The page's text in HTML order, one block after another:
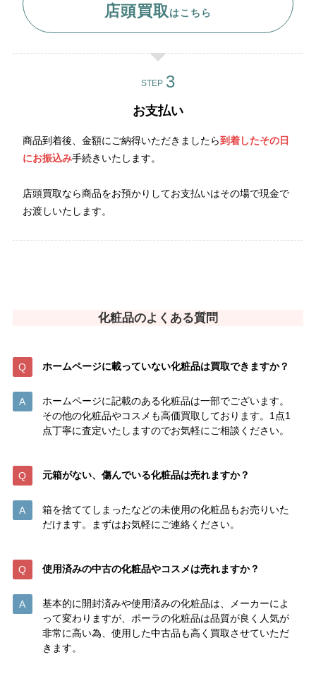
店頭買取 はこちら
STEP
お支払い
商品到着後、金額にご納得いただきましたら到着したその日
にお振込み手続きいたします。
店頭買取なら商品をお預かりしてお支払いはその場で現金で
お渡しいたします。
化粧品のよくある質問
ホームページに載っていない化粧品は買取できますか？
ホームページに記載のある化粧品は一部でございます。
その他の化粧品やコスメも高価買取しております。1点1
点丁寧に査定いたしますのでお気軽にご相談ください。
元箱がない、傷んでいる化粧品は売れますか？
箱を捨ててしまったなどの未使用の化粧品もお売りいた
だけます。まずはお気軽にご連絡ください。
使用済みの中古の化粧品やコスメは売れますか？
基本的に開封済みや使用済みの化粧品は、メーカーによ
って変わりますが、ポーラの化粧品は品質が良く人気が
非常に高い為、使用した中古品も高く買取させていただ
きます。